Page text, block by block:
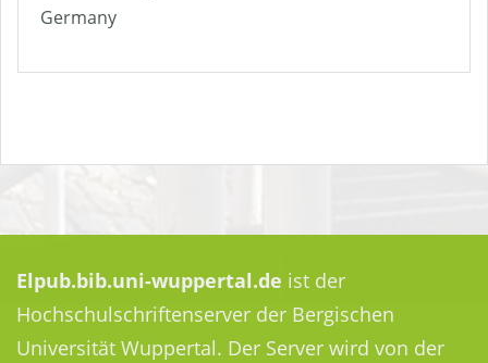
Germany
Elpub.bib.uni-wuppertal.de ist der
Hochschulschriftenserver der Bergischen
Universität Wuppertal. Der Server wird von der